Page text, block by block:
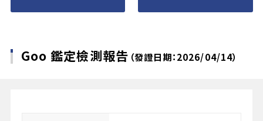
Goo 鑑定檢測報告 （發證日期：2026/04/14）